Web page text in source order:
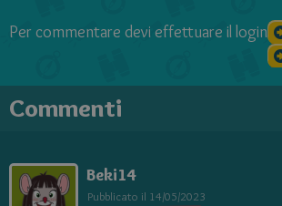
Per commentare devi effettuare il login
Commenti
Beki14
Pubblicato il 14/05/2023